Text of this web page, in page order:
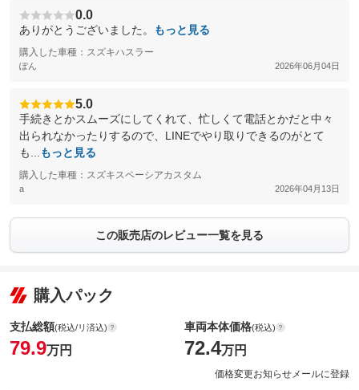
0.0
ありがとうございました。 もっと見る
購入した車種：スズキハスラー
ぽん 2026年06月04日
5.0
手続きとかスムーズにしてくれて、忙しくて電話とかだと中々
出られなかったりするので、LINEでやり取りできるのがとて
も...
もっと見る
購入した車種：スズキスペーシアカスタム
a 2026年04月13日
この販売店のレビュー一覧を見る
購入パック
支払総額(税込/リ済込)
79.9万円
車両本体価格(税込)
72.4万円
価格変更お知らせメールに登録